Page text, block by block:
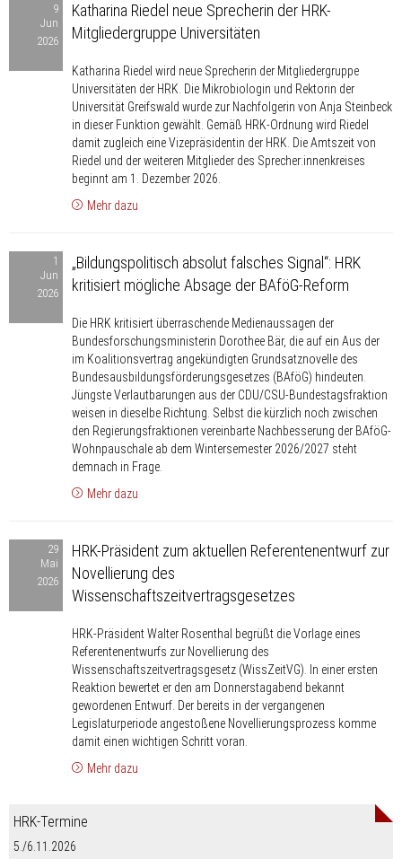
Riedel
neue
Mitgliedergruppe
Universitäten
9
Jun
2026
Katharina Riedel neue Sprecherin der HRK-
Mitgliedergruppe Universitäten
Katharina Riedel wird neue Sprecherin der Mitgliedergruppe
Universitäten der HRK. Die Mikrobiologin und Rektorin der
Universität Greifswald wurde zur Nachfolgerin von Anja Steinbeck
in dieser Funktion gewählt. Gemäß HRK-Ordnung wird Riedel
damit zugleich eine Vizepräsidentin der HRK. Die Amtszeit von
Riedel und der weiteren Mitglieder des Sprecher:innenkreises
beginnt am 1. Dezember 2026.
Mehr dazu
absolut
falsches
1
Jun
2026
„Bildungspolitisch absolut falsches Signal“: HRK
kritisiert mögliche Absage der BAföG-Reform
Die HRK kritisiert überraschende Medienaussagen der
Bundesforschungsministerin Dorothee Bär, die auf ein Aus der
im Koalitionsvertrag angekündigten Grundsatznovelle des
Bundesausbildungsförderungsgesetzes (BAföG) hindeuten.
Jüngste Verlautbarungen aus der CDU/CSU-Bundestagsfraktion
weisen in dieselbe Richtung. Selbst die kürzlich noch zwischen
den Regierungsfraktionen vereinbarte Nachbesserung der BAföG-
Wohnpauschale ab dem Wintersemester 2026/2027 steht
demnach in Frage.
Mehr dazu
Präsident
Novellierung
Wissenschaftszeitvertragsgesetzes
29
Mai
2026
HRK-Präsident zum aktuellen Referentenentwurf zur
Novellierung des
Wissenschaftszeitvertragsgesetzes
HRK-Präsident Walter Rosenthal begrüßt die Vorlage eines
Referentenentwurfs zur Novellierung des
Wissenschaftszeitvertragsgesetz (WissZeitVG). In einer ersten
Reaktion bewertet er den am Donnerstagabend bekannt
gewordenen Entwurf. Der bereits in der vergangenen
Legislaturperiode angestoßene Novellierungsprozess komme
damit einen wichtigen Schritt voran.
Mehr dazu
HRK-Termine
5./6.11.2026